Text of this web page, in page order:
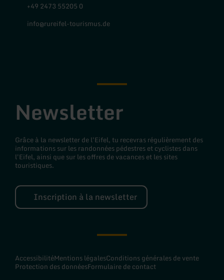
+49 2473 55205 0
info@rureifel-tourismus.de
Newsletter
Grâce à la newsletter de l'Eifel, tu recevras régulièrement des
informations sur les randonnées pédestres et cyclistes dans
l'Eifel, ainsi que sur les offres de vacances et les sites
touristiques.
Inscription à la newsletter
AccessibilitéMentions légalesConditions générales de vente
Protection des donnéesFormulaire de contact